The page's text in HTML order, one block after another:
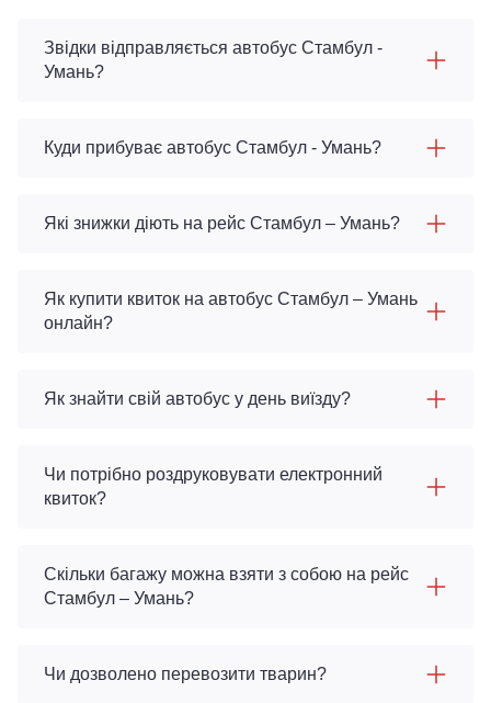
Звідки відправляється автобус Стамбул -
Умань?
Куди прибуває автобус Стамбул - Умань?
Які знижки діють на рейс Стамбул – Умань?
Як купити квиток на автобус Стамбул – Умань
онлайн?
Як знайти свій автобус у день виїзду?
Чи потрібно роздруковувати електронний
квиток?
Скільки багажу можна взяти з собою на рейс
Стамбул – Умань?
Чи дозволено перевозити тварин?